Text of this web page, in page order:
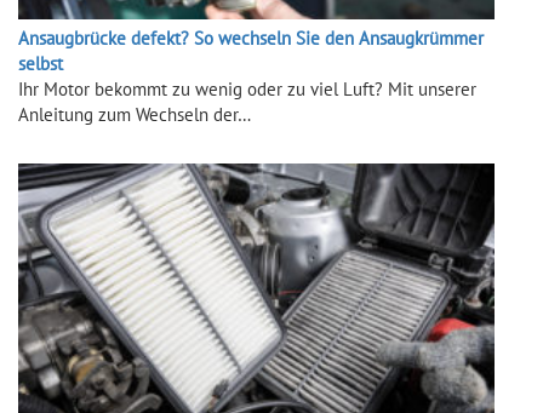
Ansaugbrücke defekt? So wechseln Sie den Ansaugkrümmer
selbst
Ihr Motor bekommt zu wenig oder zu viel Luft? Mit unserer
Anleitung zum Wechseln der…